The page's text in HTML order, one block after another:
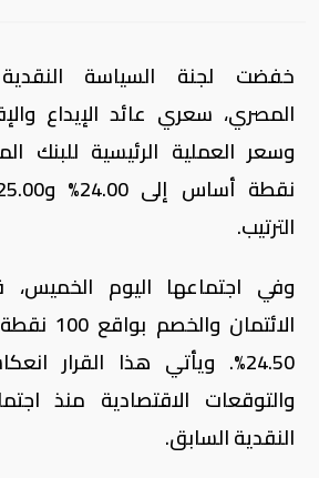
خفضت لجنة السياسة
المصري، سعري عائد الإيداع
الترتيب.
وفي اجتماعها اليوم
24.50%. ويأتي هذا القرار
والتوقعات الاقتصادية منذ
النقدية السابق.